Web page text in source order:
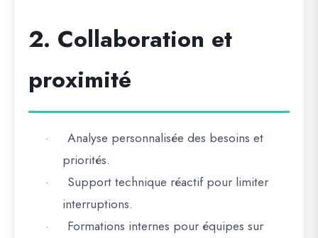
2. Collaboration et
proximité
·
Analyse personnalisée des besoins et
priorités.
·
Support technique réactif pour limiter
interruptions.
·
Formations internes pour équipes sur